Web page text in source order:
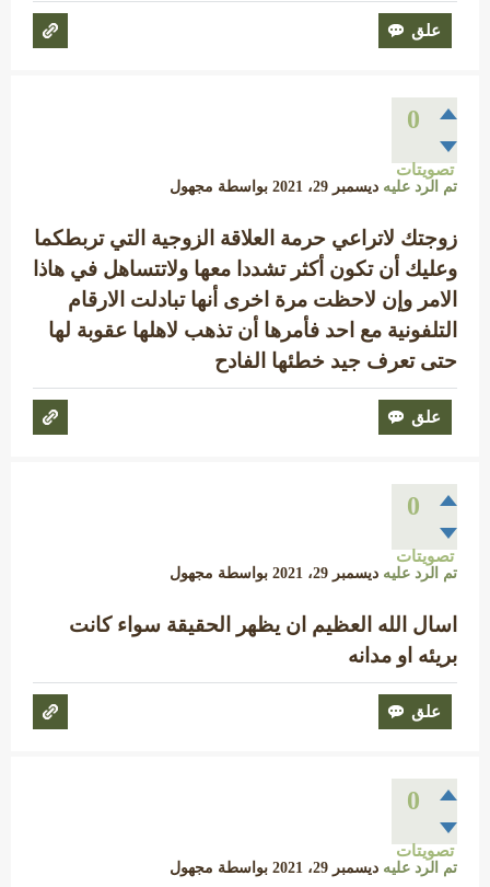
0
تصويتات
تم الرد عليه ديسمبر 29، 2021 بواسطة مجهول
زوجتك لاتراعي حرمة العلاقة الزوجية التي تربطكما
وعليك أن تكون أكثر تشددا معها ولاتتساهل في هاذا
الامر وإن لاحظت مرة اخرى أنها تبادلت الارقام
التلفونية مع احد فأمرها أن تذهب لاهلها عقوبة لها
حتى تعرف جيد خطئها الفادح
0
تصويتات
تم الرد عليه ديسمبر 29، 2021 بواسطة مجهول
اسال الله العظيم ان يظهر الحقيقة سواء كانت
بريئه او مدانه
0
تصويتات
تم الرد عليه ديسمبر 29، 2021 بواسطة مجهول